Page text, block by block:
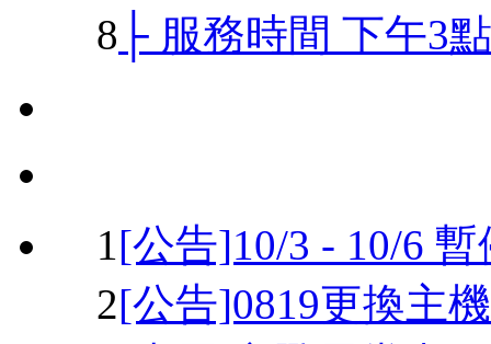
8 ├ 服務時間 下午3
1[公告]10/3 - 10/6
2[公告]0819更換主